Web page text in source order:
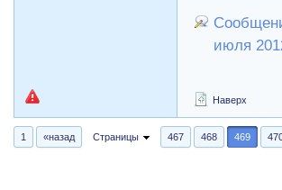
июля
Наверх
1 «назад Страницы 467 468 469